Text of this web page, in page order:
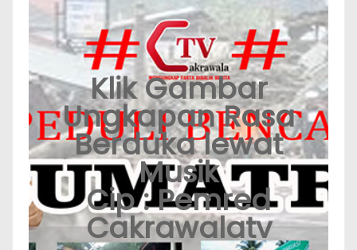
Klik Gambar
Ungkapan Rasa
Berduka lewat
Musik
Cip : Pemred
Cakrawalatv